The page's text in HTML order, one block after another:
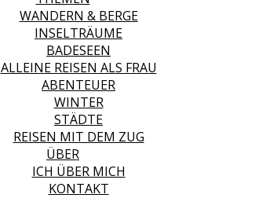
WANDERN & BERGE
INSELTRÄUME
BADESEEN
ALLEINE REISEN ALS FRAU
ABENTEUER
WINTER
STÄDTE
REISEN MIT DEM ZUG
ÜBER
ICH ÜBER MICH
KONTAKT